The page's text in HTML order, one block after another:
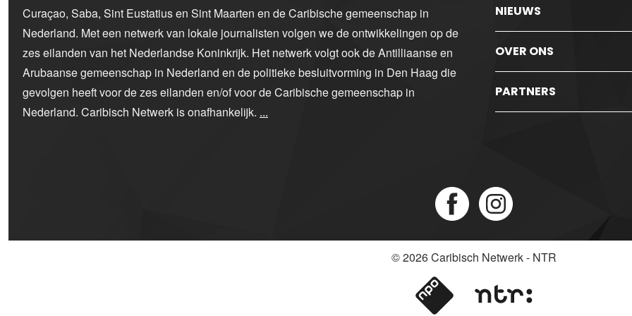
Curaçao, Saba, Sint Eustatius en Sint Maarten en de Caribische gemeenschap in
Nederland. Met een netwerk van lokale journalisten volgen we de ontwikkelingen op de
zes eilanden van het Nederlandse Koninkrijk. Het netwerk volgt ook de Antilliaanse en
Arubaanse gemeenschap in Nederland en de politieke besluitvorming in Den Haag die
gevolgen heeft voor de zes eilanden en/of voor de Caribische gemeenschap in
Nederland. Caribisch Netwerk is onafhankelijk. ...
NIEUWS
OVER ONS
PARTNERS
© 2026Caribisch Netwerk - NTR